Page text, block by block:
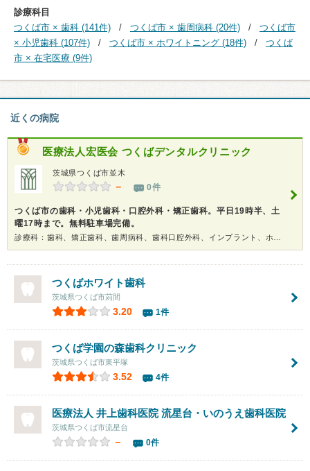
診療科目
つくば市 × 歯科 (141件)
つくば市 × 歯周病科 (20件)
つくば市
× 小児歯科 (107件)
つくば市 × ホワイトニング (18件)
つくば
市 × 在宅医療 (9件)
近くの病院
医療法人宏医会 つくばデンタルクリニック
茨城県つくば市並木
－ 0件
つくば市の歯科・小児歯科・口腔外科・矯正歯科。平日19時半、土
曜17時まで。無料駐車場完備。
つくばホワイト歯科
茨城県つくば市苅間
3.20 1件
つくば学園の森歯科クリニック
茨城県つくば市東平塚
3.52 4件
医療法人 井上歯科医院 流星台・いのうえ歯科医院
茨城県つくば市流星台
－ 0件